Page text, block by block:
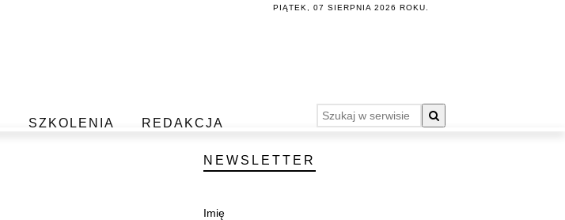
PIĄTEK, 07 SIERPNIA 2026 ROKU.
SZKOLENIA REDAKCJA
NEWSLETTER
Imię